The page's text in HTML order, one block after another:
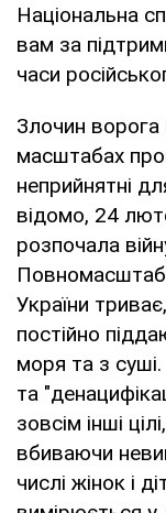
Національна
вам за
часи
Злочин ворога
масштабах
неприйнятні
відомо, 24
розпочала
України
постійно
моря та з суші.
та
зовсім інші
вбиваючи
числі жінок і